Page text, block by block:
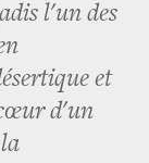
l'un des
et
d'un